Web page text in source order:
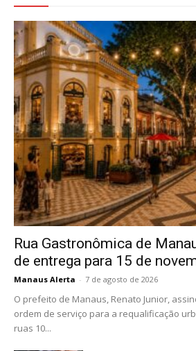
Rua Gastronômica de
de entrega para 15 de
Manaus Alerta - 7 de agosto de 2026
O prefeito de Manaus, Renato Junior,
ordem de serviço para a requalificação
ruas 10...